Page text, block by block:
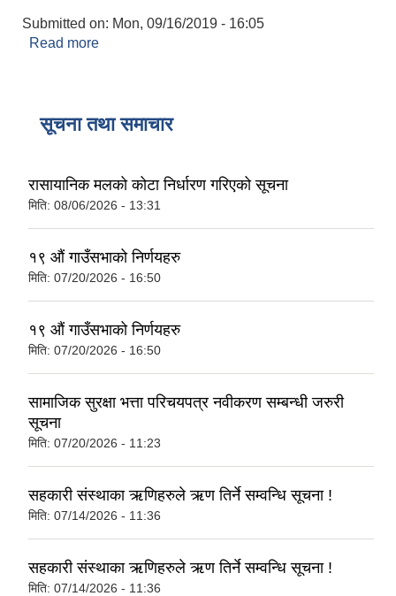
Submitted on: Mon, 09/16/2019 - 16:05
Read more
सूचना तथा समाचार
रासायानिक मलको कोटा निर्धारण गरिएको सूचना
मिति: 08/06/2026 - 13:31
१९ औं गाउँसभाको निर्णयहरु
मिति: 07/20/2026 - 16:50
१९ औं गाउँसभाको निर्णयहरु
मिति: 07/20/2026 - 16:50
सामाजिक सुरक्षा भत्ता परिचयपत्र नवीकरण सम्बन्धी जरुरी
सूचना
मिति: 07/20/2026 - 11:23
सहकारी संस्थाका ऋणिहरुले ऋण तिर्ने सम्वन्धि सूचना !
मिति: 07/14/2026 - 11:36
सहकारी संस्थाका ऋणिहरुले ऋण तिर्ने सम्वन्धि सूचना !
मिति: 07/14/2026 - 11:36